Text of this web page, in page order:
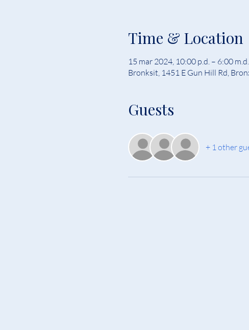
Time & Location
15 mar 2024, 10:00 p.d. – 6:00
Bronksit, 1451 E Gun Hill Rd,
Guests
+ 1 other